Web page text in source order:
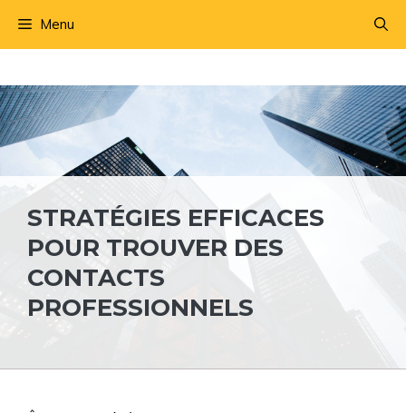
Menu
STRATÉGIES EFFICACES
POUR TROUVER DES
CONTACTS
PROFESSIONNELS